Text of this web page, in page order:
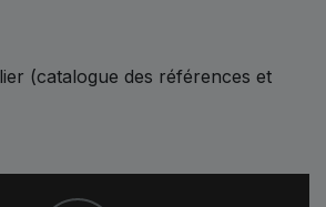
(catalogue des références et